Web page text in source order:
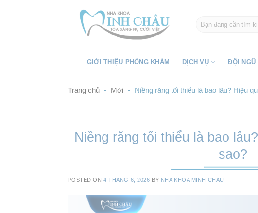
GIỚI THIỆU PHÒNG KHÁM DỊCH VỤ ĐỘI NGŨ
Trang chủ - Mới - Niềng răng tối thiểu là bao lâu? Hiệu
Niềng răng tối thiểu là bao
sao?
POSTED ON4 THÁNG 6, 2026 BY NHA KHOA MINH CHÂU